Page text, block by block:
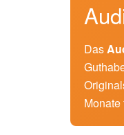
Das
Monate